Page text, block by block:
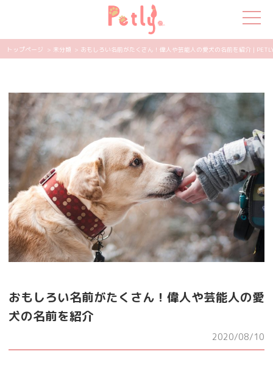
猫の特集
ペット用品
飼い主さんの悩み
ペットの気持ち
知って得する
トップページ > 未分類 > おもしろい名前がたくさん！偉人や芸能人の愛犬の名前を紹介 |
おもしろい名前がたくさん！偉人や芸能人の愛
犬の名前を紹介
2020/08/10